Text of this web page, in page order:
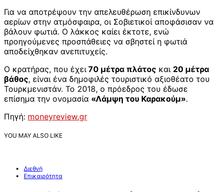
Για να αποτρέψουν την απελευθέρωση επικίνδυνων
αερίων στην ατμόσφαιρα, οι Σοβιετικοί αποφάσισαν να
βάλουν φωτιά. Ο λάκκος καίει έκτοτε, ενώ
προηγούμενες προσπάθειες να σβηστεί η φωτιά
αποδείχθηκαν ανεπιτυχείς.
Ο κρατήρας, που έχει70 μέτρα πλάτος και 20 μέτρα
βάθος, είναι ένα δημοφιλές τουριστικό αξιοθέατο του
Τουρκμενιστάν. Το 2018, ο πρόεδρος του έδωσε
επίσημα την ονομασία «Λάμψη του Καρακούμ».
Πηγή: moneyreview.gr
YOU MAY ALSO LIKE
Διεθνή
Επικαιρότητα